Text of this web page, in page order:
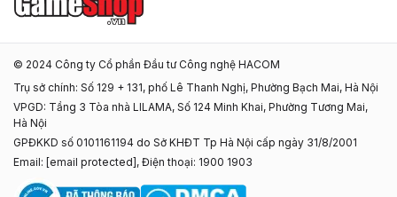
© 2024 Công ty Cổ phần Đầu tư Công nghệ HACOM
Trụ sở chính: Số 129 + 131, phố Lê Thanh Nghị, Phường Bạch Mai, Hà Nội
VPGD: Tầng 3 Tòa nhà LILAMA, Số 124 Minh Khai, Phường Tương Mai,
Hà Nội
GPĐKKD số 0101161194 do Sở KHĐT Tp Hà Nội cấp ngày 31/8/2001
Email: [email protected] , Điện thoại: 1900 1903